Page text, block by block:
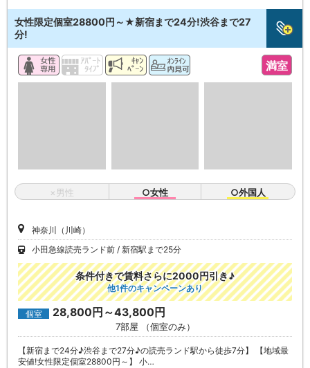
女性限定個室28800円～★新宿まで24分!渋谷まで27
分!
満室
×男性 ○女性 ○外国人
神奈川（川崎）
小田急線読売ランド前
新宿駅まで25分
条件付きで賃料さらに2000円引き♪
他1件のキャンペーンあり
個室 28,800円～43,800円
7部屋 （個室のみ）
【新宿まで24分♪渋谷まで27分♪の読売ランド駅から徒歩7分】 【地域最
安値!女性限定個室28800円～】 小…